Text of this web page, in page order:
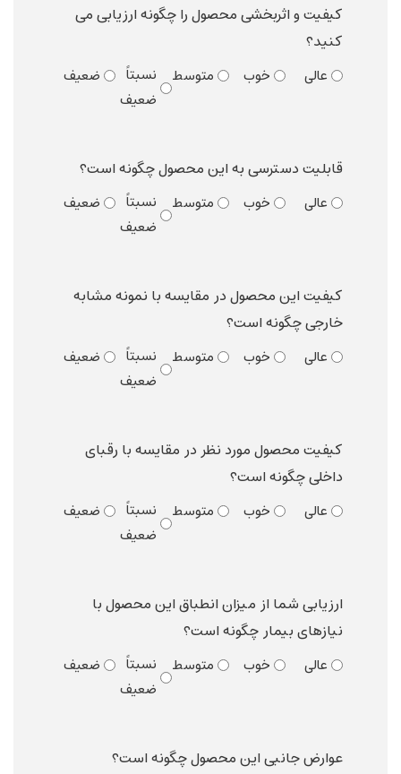
کیفیت و اثربخشی محصول را چگونه ارزیابی می
کنید؟
عالی خوب متوسط
نسبتاً
ضعیف
ضعیف
قابلیت دسترسی به این محصول چگونه است؟
عالی خوب متوسط
نسبتاً
ضعیف
ضعیف
کیفیت این محصول در مقایسه با نمونه مشابه
خارجی چگونه است؟
عالی خوب متوسط
نسبتاً
ضعیف
ضعیف
کیفیت محصول مورد نظر در مقایسه با رقبای
داخلی چگونه است؟
عالی خوب متوسط
نسبتاً
ضعیف
ضعیف
ارزیابی شما از میزان انطباق این محصول با
نیازهای بیمار چگونه است؟
عالی خوب متوسط
نسبتاً
ضعیف
ضعیف
عوارض جانبی این محصول چگونه است؟